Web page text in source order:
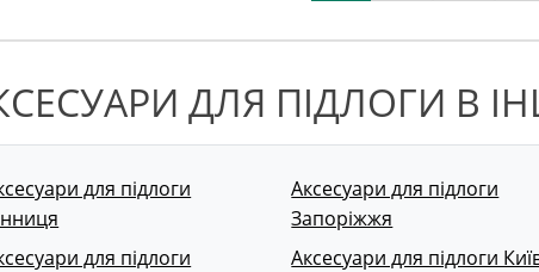
ДЛЯ ПІДЛОГИ В
для підлоги
Аксесуари для підлоги
Запоріжжя
для підлоги
Аксесуари для підлоги